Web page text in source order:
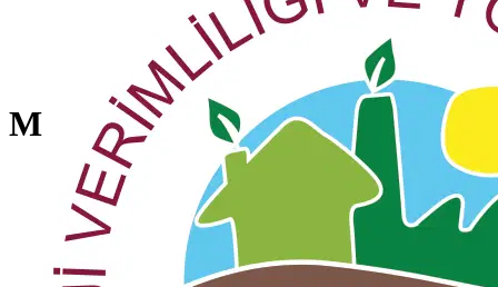
M12-C33 Cable